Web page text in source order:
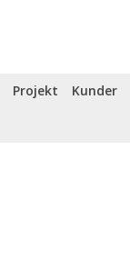
Projekt
Kunder